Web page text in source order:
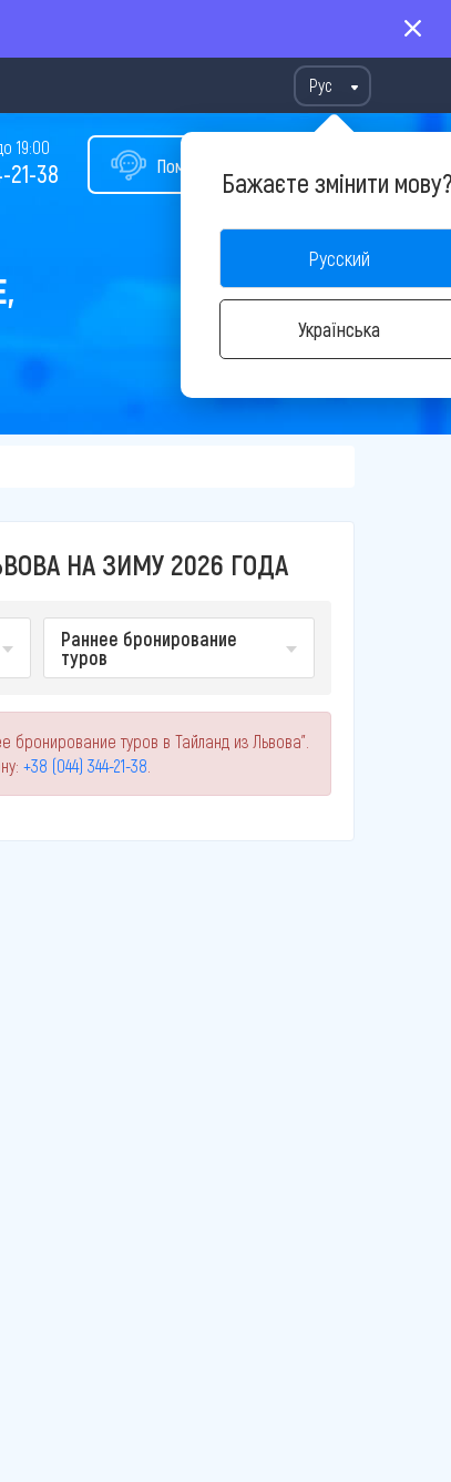
Рус
Бажаєте змінити
Русский
Українська
Помощь в подборе тура
19:00
38
НА ЗИМУ 2026 ГОДА
Раннее бронирование
туров
туров в Тайланд из Львова".
+38 (044) 344-21-38